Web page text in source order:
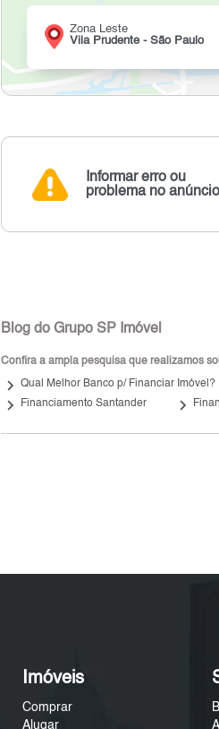
Zona Leste
Vila Prudente - São Paulo
Informar erro ou
problema no anúncio
Blog do Grupo SP Imóvel
Confira a ampla pesquisa que realizamos
keyboard_arrow_right Qual Melhor Banco p/ Financiar Imóvel?
keyboard_arrow_right Financiamento Santander keyboard_arrow_right
Imóveis
Comprar
Alugar